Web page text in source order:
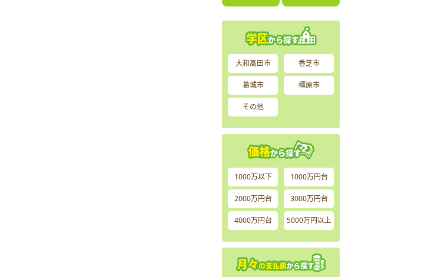
大和高田市 香芝市
葛城市 橿原市
その他
1000万以下 1000万円台
2000万円台 3000万円台
4000万円台 5000万円以上